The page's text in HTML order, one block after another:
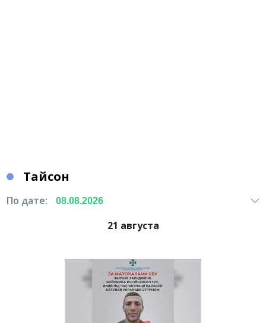
Тайсон
По дате:
21 августа